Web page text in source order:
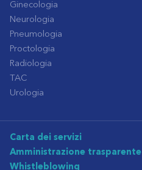
Ginecologia
Neurologia
Pneumologia
Proctologia
Radiologia
TAC
Urologia
Carta dei servizi
Amministrazione trasparente
Whistleblowing